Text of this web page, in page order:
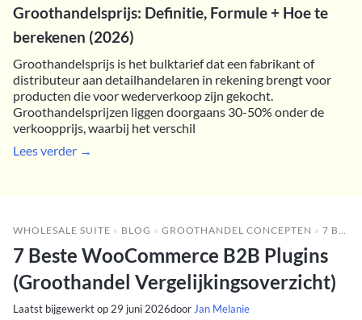
Groothandelsprijs: Definitie, Formule + Hoe te
berekenen (2026)
Groothandelsprijs is het bulktarief dat een fabrikant of
distributeur aan detailhandelaren in rekening brengt voor
producten die voor wederverkoop zijn gekocht.
Groothandelsprijzen liggen doorgaans 30-50% onder de
verkoopprijs, waarbij het verschil
Lees verder →
WHOLESALE SUITE » BLOG » GROOTHANDEL CONCEPTEN » 7 BESTE WOOCOMMERCE B2B PLUGINS (GROOTHANDEL VERGELIJKINGSOVERZICHT)
7 Beste WooCommerce B2B Plugins
(Groothandel Vergelijkingsoverzicht)
Laatst bijgewerkt op 29 juni 2026door Jan Melanie